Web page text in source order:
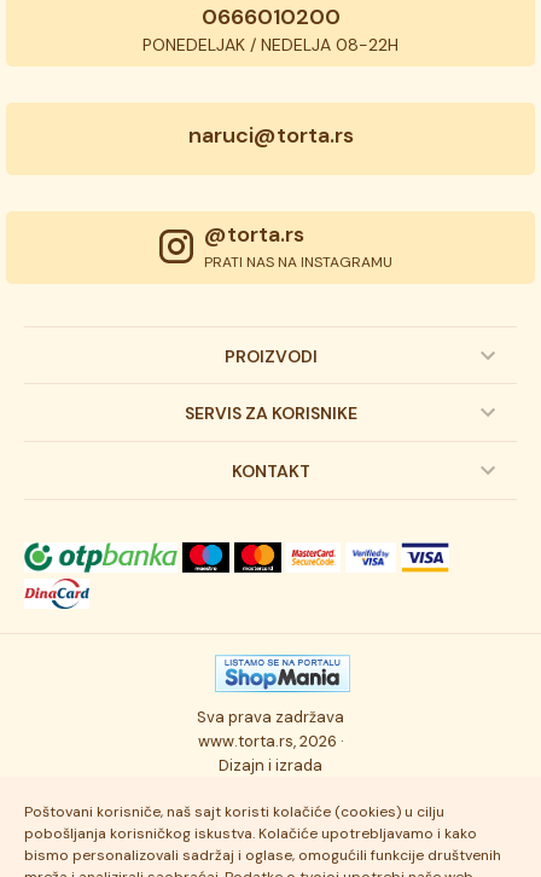
Poštovani korisniče, naš sajt koristi kolačiće (cookies) u cilju
pobošljanja korisničkog iskustva. Kolačiće upotrebljavamo i kako
bismo personalizovali sadržaj i oglase, omogućili funkcije društvenih
0666010200
PONEDELJAK / NEDELJA 08-22H
naruci@torta.rs
@torta.rs
PRATI NAS NA INSTAGRAMU
PROIZVODI
Dečije torte
Svadbene torte
Torta klasici
Osmisli tortu
Ukusi torti
SERVIS ZA KORISNIKE
Prijava na newsletter
Dostava robe
Autorska prava
Politika privatnosti
Najčešće postavljana pitanja
KONTAKT
Novosti
Posao
Kontakt
Sva prava zadržava
www.torta.rs, 2026 ·
Dizajn i izrada